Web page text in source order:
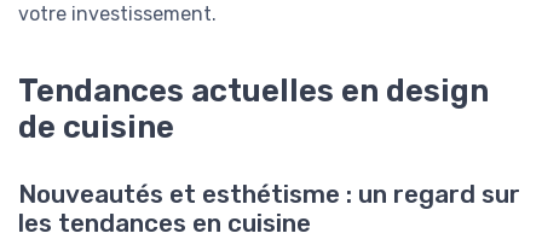
votre investissement.
Tendances actuelles en design
de cuisine
Nouveautés et esthétisme : un regard sur
les tendances en cuisine